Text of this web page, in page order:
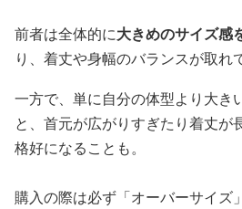
前者は全体的に大きめのサイズ感
り、着丈や身幅のバランスが取れ
一方で、単に自分の体型より大き
と、首元が広がりすぎたり着丈が
格好になることも。
購入の際は必ず「オーバーサイズ